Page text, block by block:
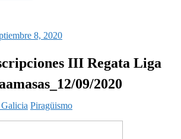
8, 2020
III Regata Liga
09/2020
Piragüismo